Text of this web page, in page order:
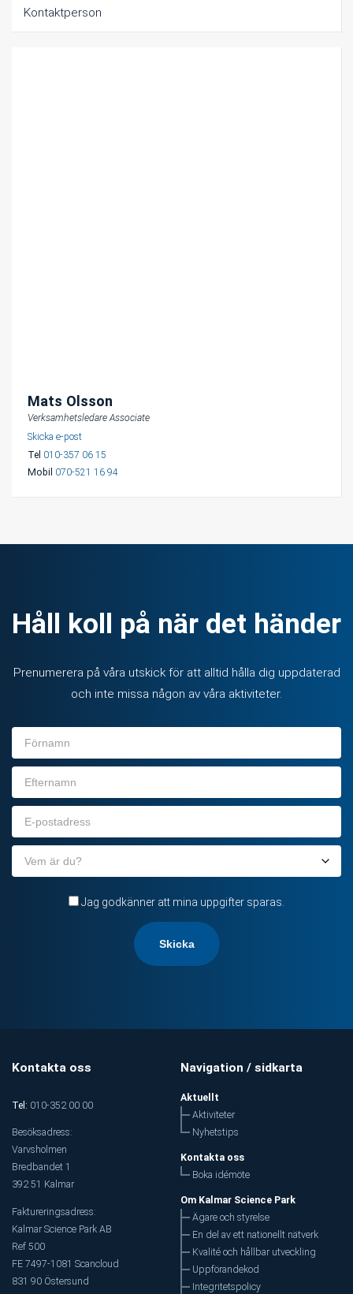
Kontaktperson
Mats Olsson
Verksamhetsledare Associate
Skicka e-post
Tel 010-357 06 15
Mobil 070-521 16 94
Håll koll på när det händer
Prenumerera på våra utskick för att alltid hålla dig uppdaterad
och inte missa någon av våra aktiviteter.
post
Jag godkänner att mina uppgifter sparas.
Kontakta oss
Tel: 010-352 00 00
Besöksadress:
Varvsholmen
Bredbandet 1
392 51 Kalmar
Faktureringsadress:
Kalmar Science Park AB
Ref 500
FE 7497-1081 Scancloud
831 90 Östersund
Navigation / sidkarta
Aktuellt
Aktiviteter
Nyhetstips
Kontakta oss
Boka idémöte
Om Kalmar Science Park
Ägare och styrelse
En del av ett nationellt nätverk
Kvalité och hållbar utveckling
Uppförandekod
Integritetspolicy